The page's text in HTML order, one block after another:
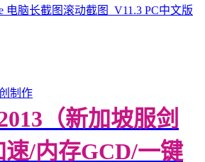
电脑长截图滚动截图_V11.3 PC中文版
制作
（新加坡服剑
速/内存GCD/一键